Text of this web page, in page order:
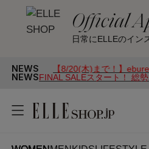
Official
日常にELLEのイン
NEWS
スペシャルイベント参加申し込み
NEWSFINAL SALEスタート！ 総